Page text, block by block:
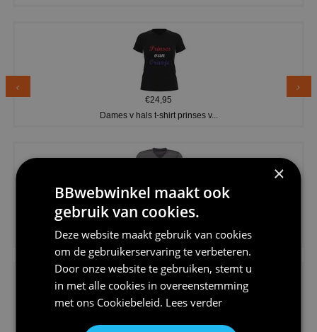
€24,95
Dames v hals t-shirt prinses v...
€24,95
Koningsdag shirt heren v-hals ...
×
BBwebwinkel maakt ook
gebruik van cookies.
Deze website maakt gebruik van cookies
om de gebruikerservaring te verbeteren.
Door onze website te gebruiken, stemt u
in met alle cookies in overeenstemming
met ons Cookiebeleid. Lees verder